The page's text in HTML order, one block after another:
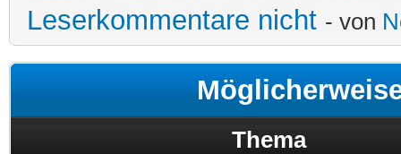
Leserkommentare nicht - von
Thema